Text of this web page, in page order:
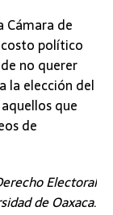
Cámara de
costo político
no querer
la elección del
que
de
Electoral
de Oaxaca.